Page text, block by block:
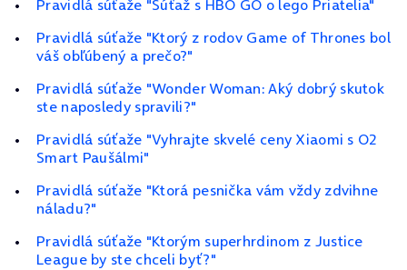
Pravidlá súťaže "Súťaž s HBO GO o lego Priatelia"
Pravidlá súťaže "Ktorý z rodov Game of Thrones bol
váš obľúbený a prečo?"
Pravidlá súťaže "Wonder Woman: Aký dobrý skutok
ste naposledy spravili?"
Pravidlá súťaže "Vyhrajte skvelé ceny Xiaomi s O2
Smart Paušálmi"
Pravidlá súťaže "Ktorá pesnička vám vždy zdvihne
náladu?"
Pravidlá súťaže "Ktorým superhrdinom z Justice
League by ste chceli byť?"